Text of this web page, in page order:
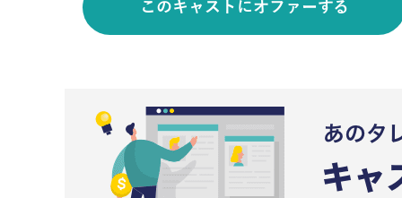
このキャストにオファーする